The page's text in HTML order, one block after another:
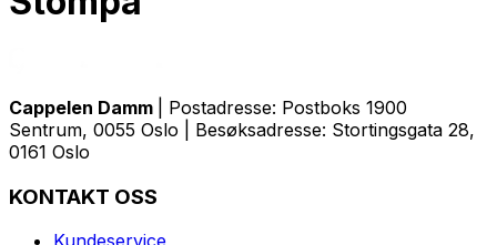
Cappelen Damm
| Postadresse: Postboks 1900
Sentrum, 0055 Oslo | Besøksadresse: Stortingsgata 28,
0161 Oslo
KONTAKT OSS